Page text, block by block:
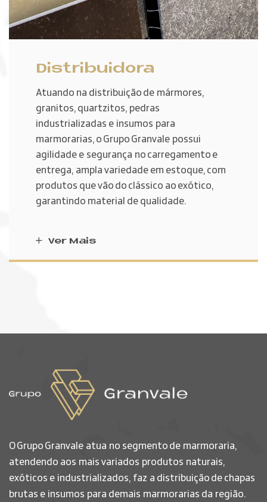
Distribuidora
Atuando na distribuição de mármores,
granitos, quartzitos, pedras
industrializadas e insumos para
marmorarias, o Grupo Granvale possui
agilidade e segurança no carregamento e
entrega, ampla variedade em estoque, com
produtos que vão do clássico ao exótico,
garantindo material de qualidade.
Ver Mais
O Grupo Granvale atua no segmento de marmoraria,
atendendo aos mais variados produtos naturais,
exóticos e industrializados, faz a distribuição de chapas
brutas e insumos para demais marmorarias da região.